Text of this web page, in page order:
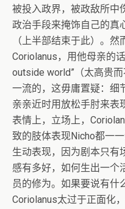
被投入政界，被政敌所中
政治手段来掩饰自己的真
（上半部结束于此）。
Coriolanus，用他母亲的
outside world”（太高贵
一流的，这毋庸置疑：细
亲亲近时用放松手肘来表
表情上，立场上，
致的肢体表现Nicho都一
生动表现，因为剧本只有
感有多好，如何生出一个
员的修为。如果要说有什
Coriolanus太过于正面化